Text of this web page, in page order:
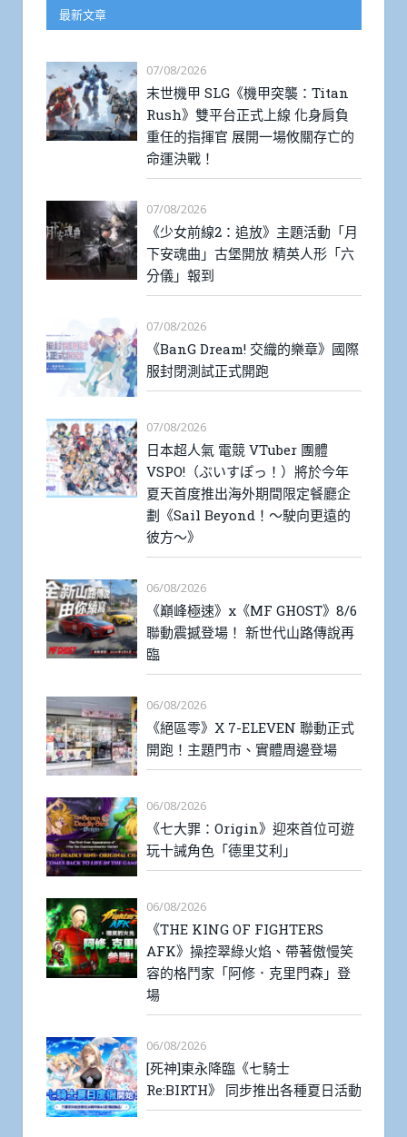
最新文章
07/08/2026
末世機甲 SLG《機甲突襲：Titan
Rush》雙平台正式上線 化身肩負
重任的指揮官 展開一場攸關存亡的
命運決戰！
07/08/2026
《少女前線2：追放》主題活動「月
下安魂曲」古堡開放 精英人形「六
分儀」報到
07/08/2026
《BanG Dream! 交織的樂章》國際
服封閉測試正式開跑
07/08/2026
日本超人氣 電競 VTuber 團體
VSPO!（ぶいすぽっ！）將於今年
夏天首度推出海外期間限定餐廳企
劃《Sail Beyond！～駛向更遠的
彼方～》
06/08/2026
《巔峰極速》x《MF GHOST》8/6
聯動震撼登場！ 新世代山路傳說再
臨
06/08/2026
《絕區零》X 7-ELEVEN 聯動正式
開跑！主題門市、實體周邊登場
06/08/2026
《七大罪：Origin》迎來首位可遊
玩十誡角色「德里艾利」
06/08/2026
《THE KING OF FIGHTERS
AFK》操控翠綠火焰、帶著傲慢笑
容的格鬥家「阿修．克里門森」登
場
06/08/2026
[死神]東永降臨《七騎士
Re:BIRTH》 同步推出各種夏日活動